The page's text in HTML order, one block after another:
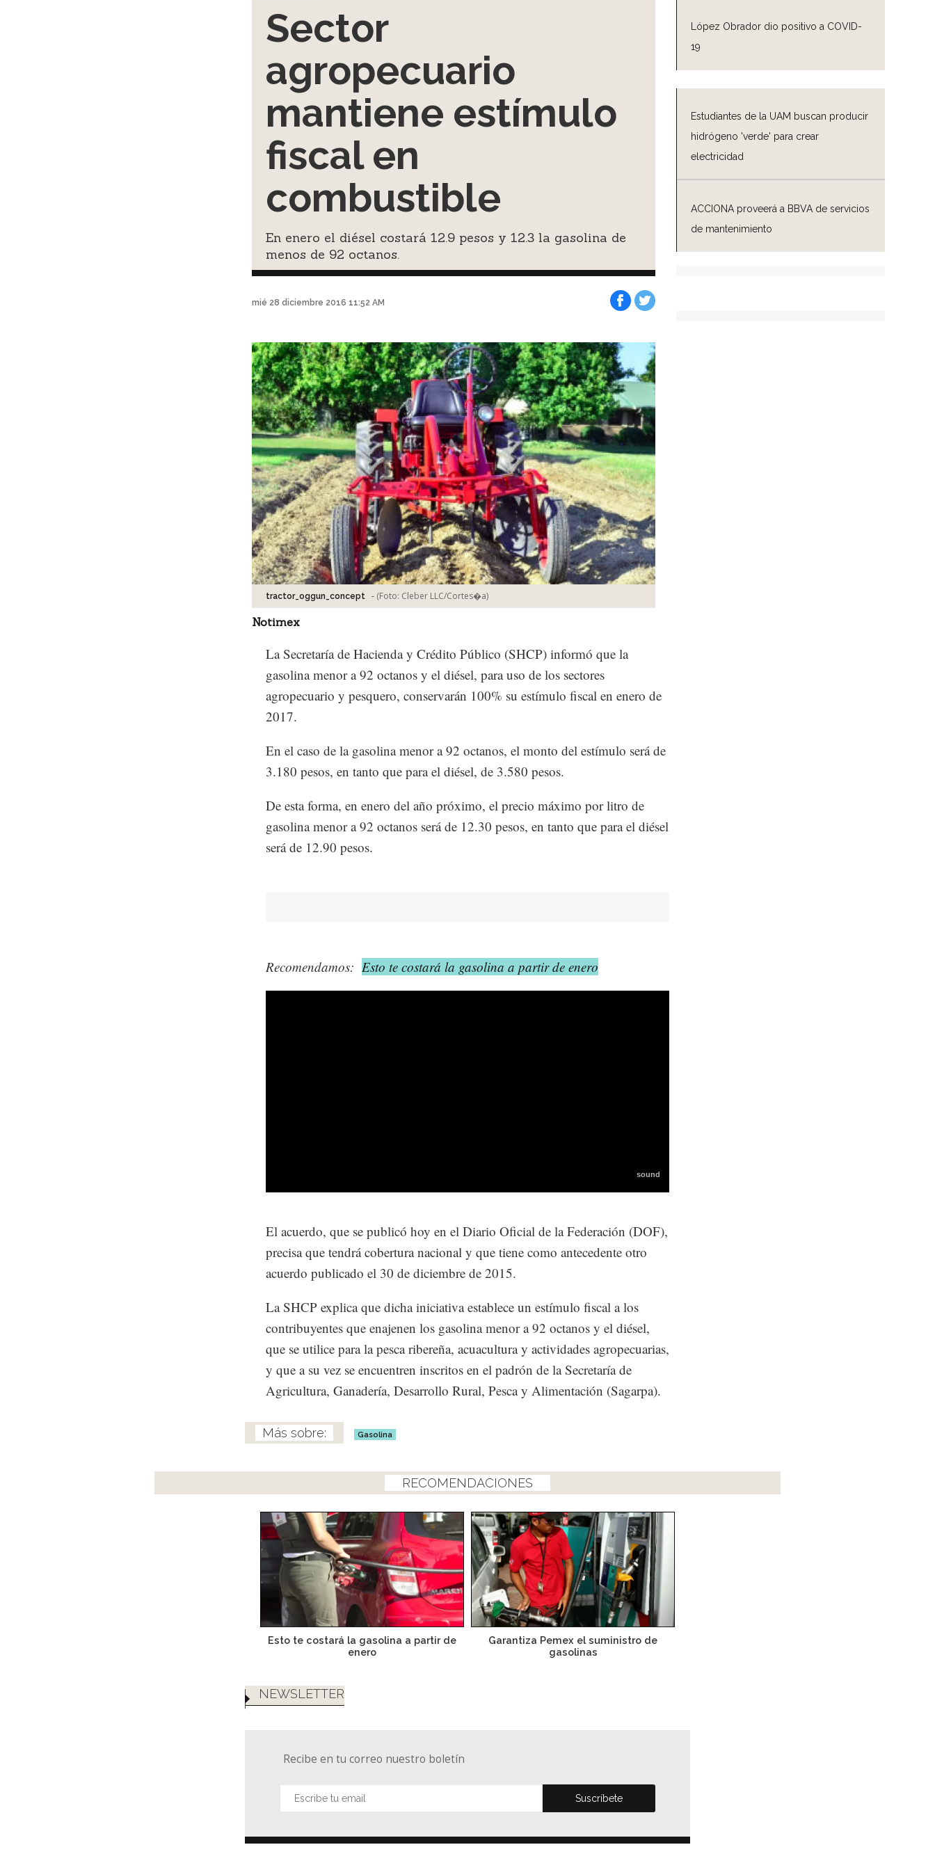
López Obrador dio positivo a COVID-
19
Estudiantes de la UAM buscan producir
hidrógeno 'verde' para crear
electricidad
ACCIONA proveerá a BBVA de servicios
de mantenimiento
Sector
agropecuario
mantiene estímulo
fiscal en
combustible
En enero el diésel costará 12.9 pesos y 12.3 la gasolina de
menos de 92 octanos.
mié 28 diciembre 2016 11:52 AM
tractor_oggun_concept - (Foto: Cleber LLC/Cortes�a)
Notimex
La Secretaría de Hacienda y Crédito Público (SHCP) informó que la
gasolina menor a 92 octanos y el diésel, para uso de los sectores
agropecuario y pesquero, conservarán 100% su estímulo fiscal en enero de
2017.
En el caso de la gasolina menor a 92 octanos, el monto del estímulo será de
3.180 pesos, en tanto que para el diésel, de 3.580 pesos.
De esta forma, en enero del año próximo, el precio máximo por litro de
gasolina menor a 92 octanos será de 12.30 pesos, en tanto que para el diésel
será de 12.90 pesos.
Recomendamos: Esto te costará la gasolina a partir de enero
El acuerdo, que se publicó hoy en el Diario Oficial de la Federación (DOF),
precisa que tendrá cobertura nacional y que tiene como antecedente otro
acuerdo publicado el 30 de diciembre de 2015.
La SHCP explica que dicha iniciativa establece un estímulo fiscal a los
contribuyentes que enajenen los gasolina menor a 92 octanos y el diésel,
que se utilice para la pesca ribereña, acuacultura y actividades agropecuarias,
y que a su vez se encuentren inscritos en el padrón de la Secretaría de
Agricultura, Ganadería, Desarrollo Rural, Pesca y Alimentación (Sagarpa).
Gasolina
RECOMENDACIONES
Esto te costará la gasolina a partir de
enero
Garantiza Pemex el suministro de
gasolinas
NEWSLETTER
Recibe en tu correo nuestro boletín